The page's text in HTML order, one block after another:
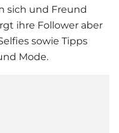
sich und Freund
ihre Follower aber
sowie Tipps
Mode.